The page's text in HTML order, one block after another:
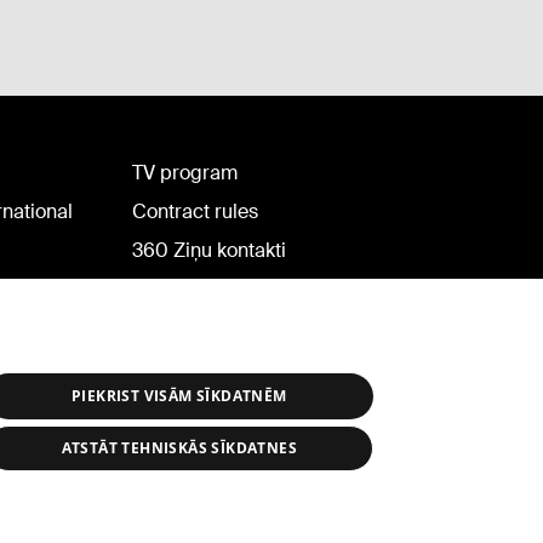
TV program
Contract rules
360 Ziņu kontakti
PIEKRIST VISĀM SĪKDATNĒM
ATSTĀT TEHNISKĀS SĪKDATNES